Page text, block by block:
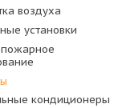
воздуха
установки
кондиционеры